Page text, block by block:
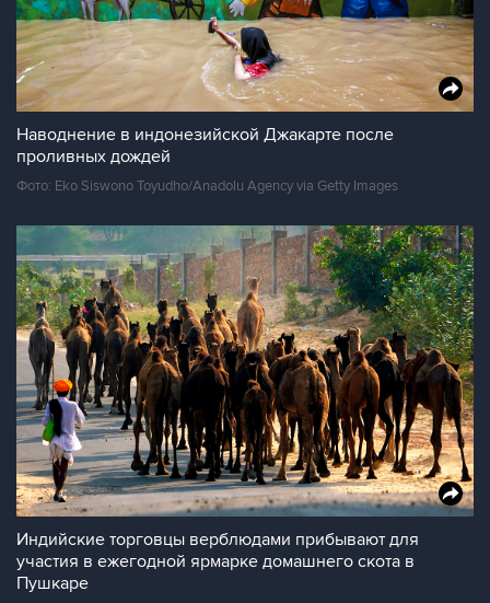
Наводнение в индонезийской Джакарте после
проливных дождей
Фото: Eko Siswono Toyudho/Anadolu Agency via Getty Images
Индийские торговцы верблюдами прибывают для
участия в ежегодной ярмарке домашнего скота в
Пушкаре